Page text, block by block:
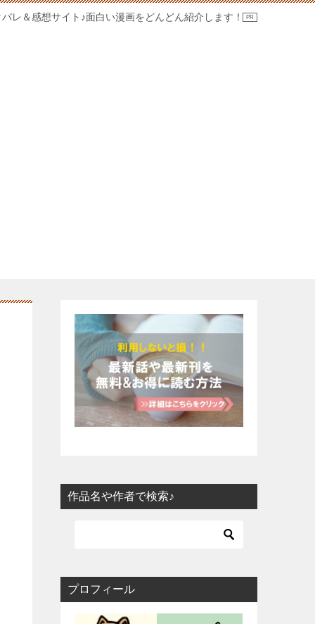
レ＆感想サイト♪面白い漫画をどんどん紹介します！
作品名や作者で検索♪
プロフィール